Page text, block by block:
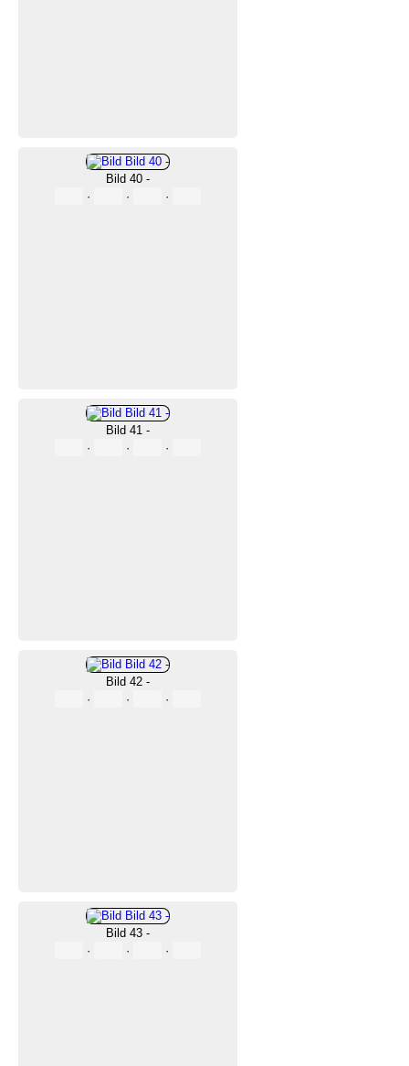
Bild 40 -
·
· ·
Bild 41 -
·
· ·
Bild 42 -
·
· ·
Bild 43 -
·
· ·